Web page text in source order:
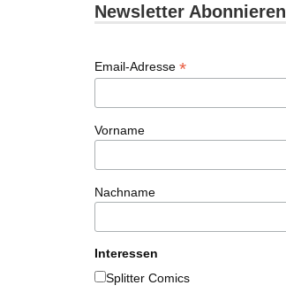
Newsletter Abonnieren
Email-Adresse *
Vorname
Nachname
Interessen
Splitter Comics